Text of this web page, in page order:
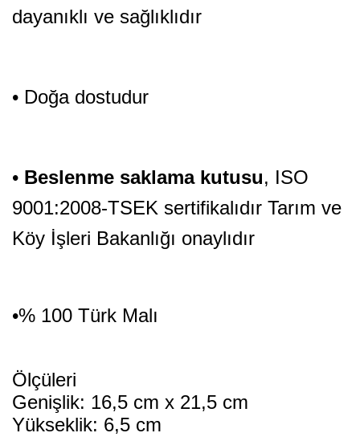
dayanıklı ve sağlıklıdır
• Doğa dostudur
• Beslenme saklama kutusu, ISO
9001:2008-TSEK sertifikalıdır Tarım ve
Köy İşleri Bakanlığı onaylıdır
•% 100 Türk Malı
Ölçüleri
Genişlik: 16,5 cm x 21,5 cm
Yükseklik: 6,5 cm